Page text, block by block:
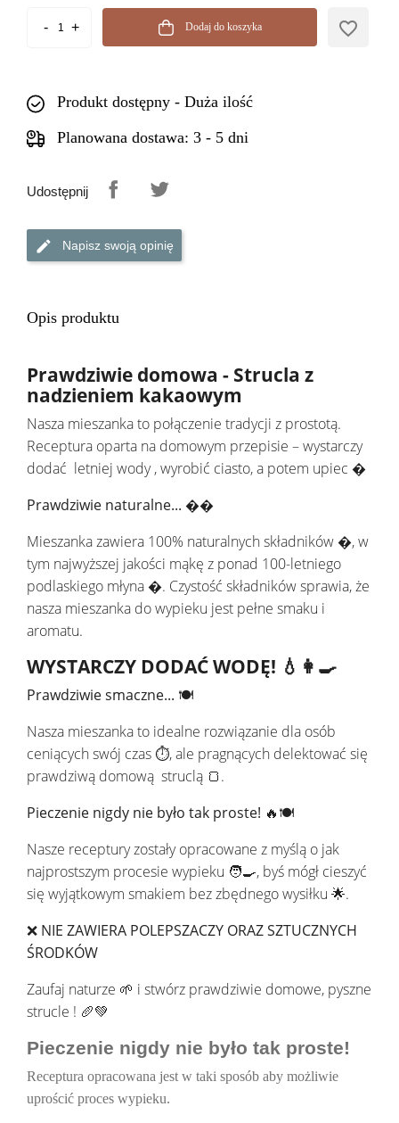
Dodaj do koszyka favorite_border
Produkt dostępny - Duża ilość
Planowana dostawa: 3 - 5 dni
Udostępnij
Napisz swoją opinię
Opis produktu
Prawdziwie domowa - Strucla z
nadzieniem kakaowym
Nasza mieszanka to połączenie tradycji z prostotą.
Receptura oparta na domowym przepisie – wystarczy
dodać letniej wody , wyrobić ciasto, a potem upiec �
Prawdziwie naturalne... ��
Mieszanka zawiera 100% naturalnych składników �, w
tym najwyższej jakości mąkę z ponad 100-letniego
podlaskiego młyna �. Czystość składników sprawia, że
nasza mieszanka do wypieku jest pełne smaku i
aromatu.
WYSTARCZY DODAĆ WODĘ! 💧👩‍🍳
Prawdziwie smaczne... 🍽️
Nasza mieszanka to idealne rozwiązanie dla osób
ceniących swój czas ⏱️, ale pragnących delektować się
prawdziwą domową struclą 🍞.
Pieczenie nigdy nie było tak proste! 🔥🍽️
Nasze receptury zostały opracowane z myślą o jak
najprostszym procesie wypieku 🧑‍🍳, byś mógł cieszyć
się wyjątkowym smakiem bez zbędnego wysiłku 🌟.
❌ NIE ZAWIERA POLEPSZACZY ORAZ SZTUCZNYCH
ŚRODKÓW
Zaufaj naturze 🌱 i stwórz prawdziwie domowe, pyszne
strucle ! 🥖💚
Pieczenie nigdy nie było tak proste!
Receptura opracowana jest w taki sposób aby możliwie
uprościć proces wypieku.